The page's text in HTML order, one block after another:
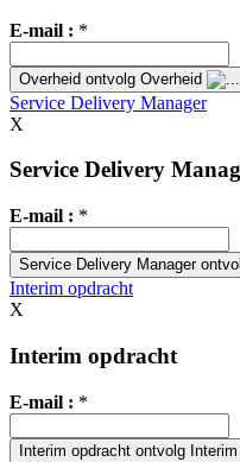
E-mail : *
Overheid ontvolg Overheid
Service Delivery Manager
X
Service Delivery
E-mail : *
Service Delivery Manager
Interim opdracht
X
Interim opdracht
E-mail : *
Interim opdracht ontvolg